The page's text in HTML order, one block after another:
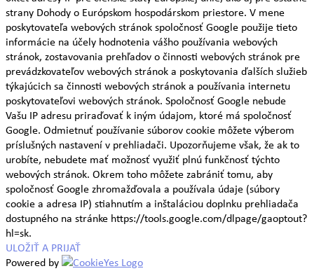
strany Dohody o Európskom hospodárskom priestore. V mene
poskytovateľa webových stránok spoločnosť Google použije tieto
informácie na účely hodnotenia vášho používania webových
stránok, zostavovania prehľadov o činnosti webových stránok pre
prevádzkovateľov webových stránok a poskytovania ďalších služieb
týkajúcich sa činnosti webových stránok a používania internetu
poskytovateľovi webových stránok. Spoločnosť Google nebude
Vašu IP adresu priraďovať k iným údajom, ktoré má spoločnosť
Google. Odmietnuť používanie súborov cookie môžete výberom
príslušných nastavení v prehliadači. Upozorňujeme však, že ak to
urobíte, nebudete mať možnosť využiť plnú funkčnosť týchto
webových stránok. Okrem toho môžete zabrániť tomu, aby
spoločnosť Google zhromažďovala a používala údaje (súbory
cookie a adresa IP) stiahnutím a inštaláciou doplnku prehliadača
dostupného na stránke https://tools.google.com/dlpage/gaoptout?
hl=sk.
ULOŽIŤ A PRIJAŤ
Powered by